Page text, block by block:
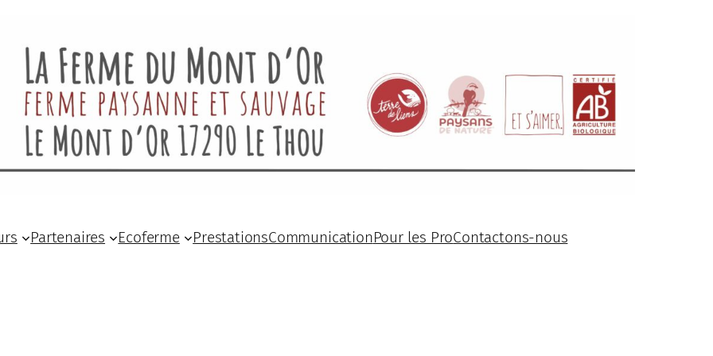
Partenaires Ecoferme PrestationsCommunicationPour les ProContactons-nous